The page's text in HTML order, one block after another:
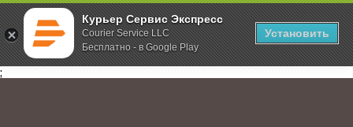
Курьер Сервис Экспресс
Courier Service LLC
Бесплатно - в Google Play
Установить
;
Главная О компании Новости Открытие офиса "КСЭ" в г.